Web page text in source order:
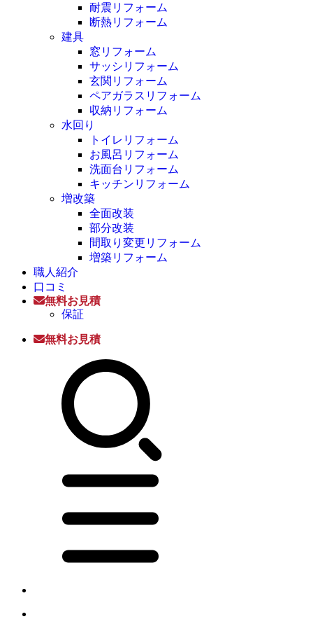
耐震リフォーム
断熱リフォーム
建具
窓リフォーム
サッシリフォーム
玄関リフォーム
ペアガラスリフォーム
収納リフォーム
水回り
トイレリフォーム
お風呂リフォーム
洗面台リフォーム
キッチンリフォーム
増改築
全面改装
部分改装
間取り変更リフォーム
増築リフォーム
職人紹介
口コミ
無料お見積
保証
無料お見積